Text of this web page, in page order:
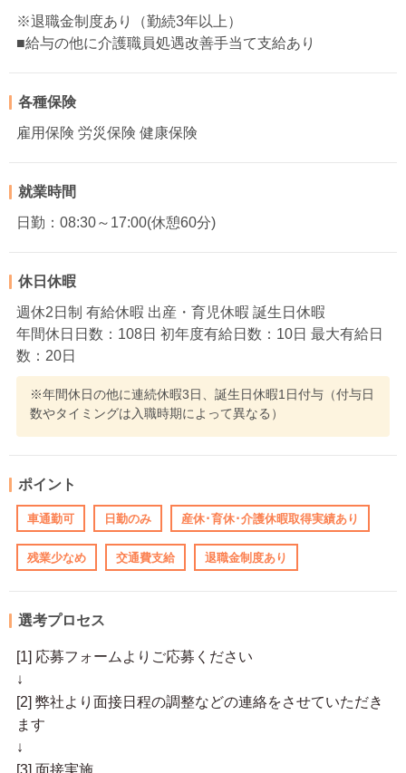
※退職金制度あり（勤続3年以上）
■給与の他に介護職員処遇改善手当て支給あり
各種保険
雇用保険 労災保険 健康保険
就業時間
日勤：08:30～17:00(休憩60分)
休日休暇
週休2日制 有給休暇 出産・育児休暇 誕生日休暇
年間休日日数：108日 初年度有給日数：10日 最大有給日
数：20日
※年間休日の他に連続休暇3日、誕生日休暇1日付与（付与日
数やタイミングは入職時期によって異なる）
ポイント
車通勤可 日勤のみ 産休･育休･介護休暇取得実績あり
残業少なめ 交通費支給 退職金制度あり
選考プロセス
[1] 応募フォームよりご応募ください
↓
[2] 弊社より面接日程の調整などの連絡をさせていただき
ます
↓